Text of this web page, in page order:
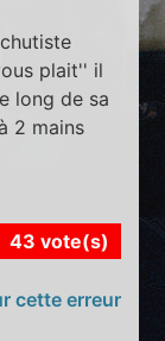
plait'' il
long de sa
2 mains
43 vote(s)
cette erreur